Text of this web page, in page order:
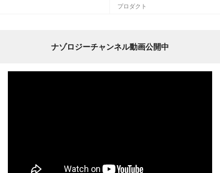
プロダクト
ナゾロジーチャンネル動画公開中